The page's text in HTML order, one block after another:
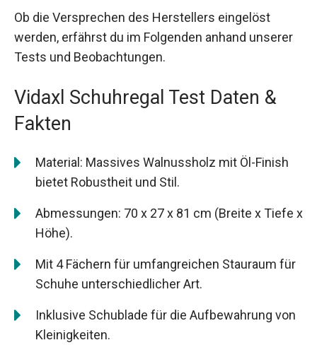
Ob die Versprechen des Herstellers eingelöst
werden, erfährst du im Folgenden anhand unserer
Tests und Beobachtungen.
Vidaxl Schuhregal Test Daten &
Fakten
Material: Massives Walnussholz mit Öl-Finish
bietet Robustheit und Stil.
Abmessungen: 70 x 27 x 81 cm (Breite x Tiefe x
Höhe).
Mit 4 Fächern für umfangreichen Stauraum für
Schuhe unterschiedlicher Art.
Inklusive Schublade für die Aufbewahrung von
Kleinigkeiten.